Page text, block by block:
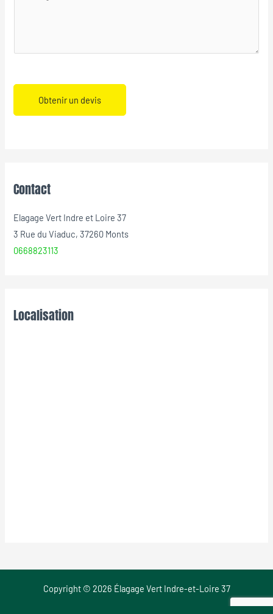
Obtenir un devis
Contact
Elagage Vert Indre et Loire 37
3 Rue du Viaduc, 37260 Monts
0668823113
Localisation
Copyright © 2026 Élagage Vert Indre-et-Loire 37